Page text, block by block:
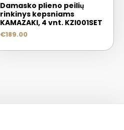
Damasko plieno peilių
rinkinys kepsniams
KAMAZAKI, 4 vnt. KZI001SET
€189.00